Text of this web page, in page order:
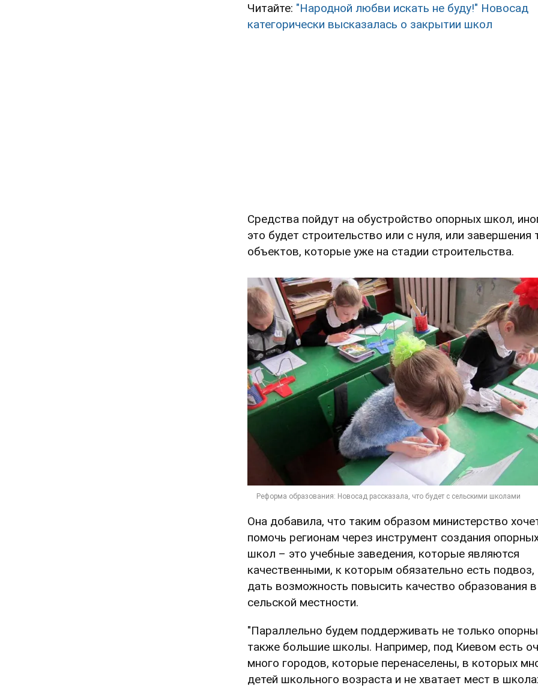
Читайте: "Народной любви искать не буду!" Новосад
категорически высказалась о закрытии школ
Средства пойдут на обустройство опорных школ,
это будет строительство или с нуля, или завершения
объектов, которые уже на стадии строительства.
Она добавила, что таким образом министерство
помочь регионам через инструмент создания
школ – это учебные заведения, которые являются
качественными, к которым обязательно есть подвоз,
дать возможность повысить качество образования в
сельской местности.
"Параллельно будем поддерживать не только
также большие школы. Например, под Киевом есть
много городов, которые перенаселены, в которых
детей школьного возраста и не хватает мест в